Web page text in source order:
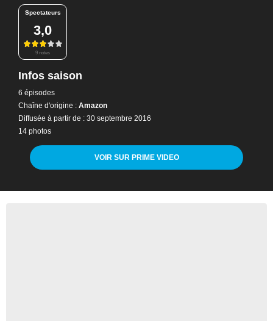
Spectateurs
3,0
9 notes
Infos saison
6 épisodes
Chaîne d'origine : Amazon
Diffusée à partir de : 30 septembre 2016
14 photos
VOIR SUR PRIME VIDEO